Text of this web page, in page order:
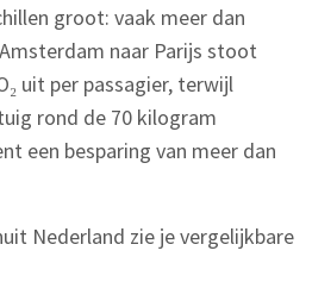
groot: vaak meer dan
naar Parijs stoot
uit per passagier, terwijl
rond de 70 kilogram
een besparing van meer dan
Nederland zie je vergelijkbare